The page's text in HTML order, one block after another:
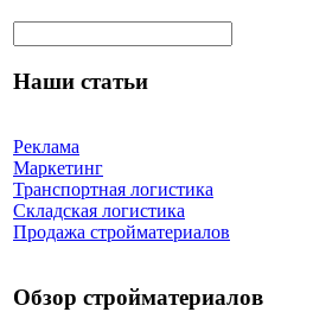
Наши статьи
Реклама
Маркетинг
Транспортная логистика
Складская логистика
Продажа стройматериалов
Обзор стройматериалов